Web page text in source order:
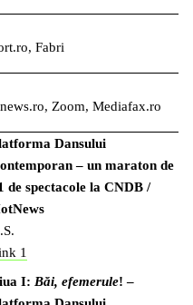
Fabri
Zoom, Mediafax.ro
Dansului
– un maraton de
de spectacole la CNDB /
1
I: Băi, efemerule! –